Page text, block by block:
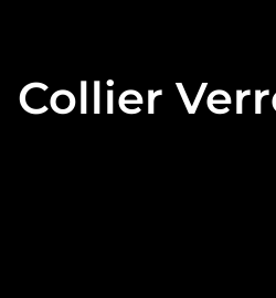
Collier